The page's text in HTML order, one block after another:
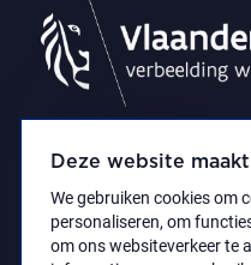
Deze website
We gebruiken cookies om
personaliseren, om
om ons websiteverkeer te